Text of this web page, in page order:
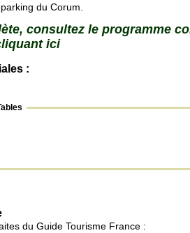
du Corum.
consultez le programme
ici
:
du Guide Tourisme France :